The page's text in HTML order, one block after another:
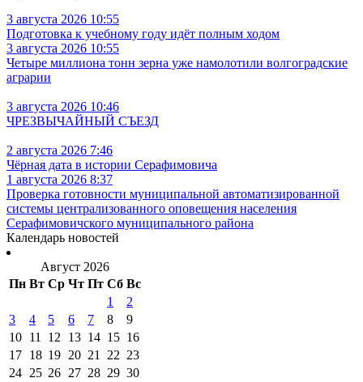
3 августа 2026 10:55
Подготовка к учебному году идёт полным ходом
3 августа 2026 10:55
Четыре миллиона тонн зерна уже намолотили волгоградские
аграрии
3 августа 2026 10:46
ЧРЕЗВЫЧАЙНЫЙ СЪЕЗД
2 августа 2026 7:46
Чёрная дата в истории Серафимовича
1 августа 2026 8:37
Проверка готовности муниципальной автоматизированной
системы централизованного оповещения населения
Серафимовичского муниципального района
Календарь новостей
Август 2026
Пн Вт Ср Чт Пт Сб Вс
1
2
3
4 5 6 7 8
9
10 11 12 13 14 15 16
17 18 19 20 21 22 23
24 25 26 27 28 29 30